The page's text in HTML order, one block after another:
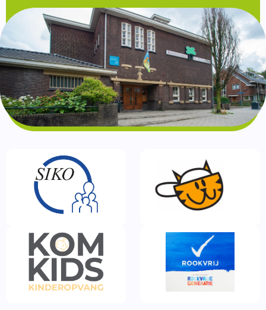
Schoolgids
Gezonde school
Kinderopvang
BSO
Routebeschrijving
Privacy